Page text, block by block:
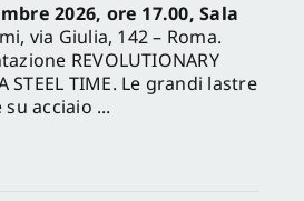
2026, ore 17.00, Sala
via Giulia, 142 – Roma.
REVOLUTIONARY
STEEL TIME. Le grandi lastre
acciaio ...